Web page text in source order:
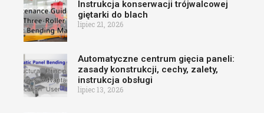
Instrukcja konserwacji trójwalcowej
giętarki do blach
lipiec 21, 2026
Automatyczne centrum gięcia paneli:
zasady konstrukcji, cechy, zalety,
instrukcja obsługi
lipiec 13, 2026